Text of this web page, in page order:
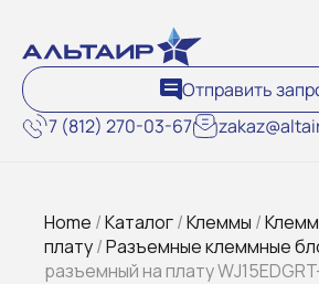
7 (812) 270-03-67
Отправить
Home /Каталог/Клеммы /
плату/Разъемные клеммные
разъемный на плату